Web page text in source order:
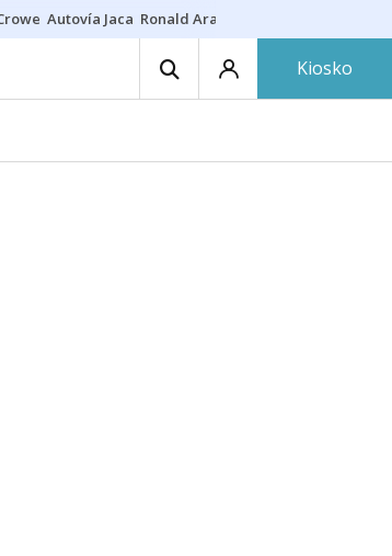
Autovía Jaca Ronald Araújo
Kiosko